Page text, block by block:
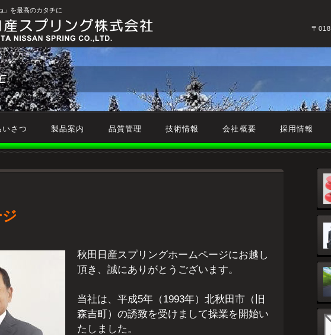
を最高のカタチに
〒
秋田日産スプリングホームページにお越し
頂き、誠にありがとうございます。
当社は、平成5年（1993年）北秋田市（旧
森吉町）の誘致を受けまして操業を開始い
たしました。
いさつ 製品案内 品質管理 技術情報 会社概要 採用情報